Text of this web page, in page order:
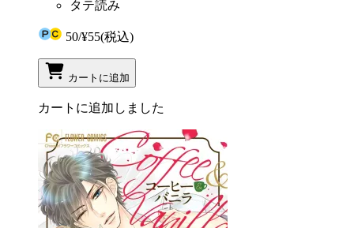
タテ読み
50/¥55(税込)
カートに追加
カートに追加しました